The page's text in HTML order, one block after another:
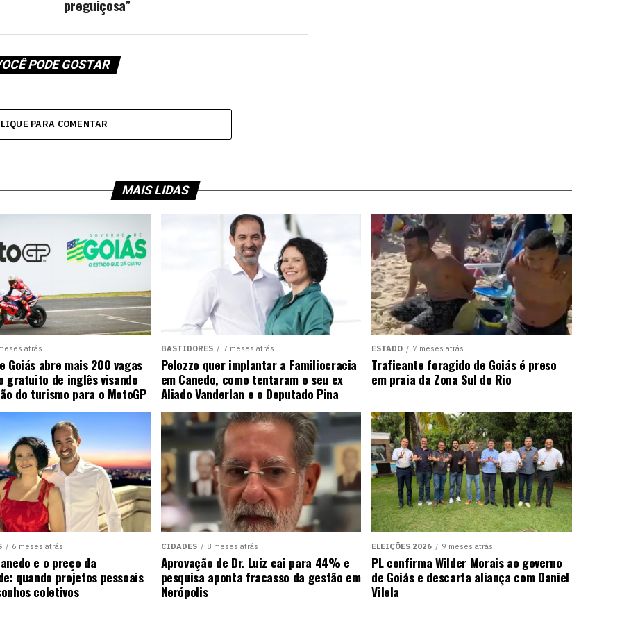
preguiçosa”
PODE GOSTAR
PARA COMENTAR
MAIS LIDAS
atrás
Goiás abre mais 200 vagas
gratuito de inglês visando
do turismo para o MotoGP
BASTIDORES 7 meses atrás
Pelozzo quer implantar a Familiocracia
em Canedo, como tentaram o seu ex
Aliado Vanderlan e o Deputado Pina
ESTADO 7 meses atrás
Traficante foragido de Goiás é preso
em praia da Zona Sul do Rio
6 meses atrás
e o preço da
quando projetos pessoais
coletivos
CIDADES 8 meses atrás
Aprovação de Dr. Luiz cai para 44% e
pesquisa aponta fracasso da gestão em
Nerópolis
ELEIÇÕES 2026 9 meses atrás
PL confirma Wilder Morais ao governo
de Goiás e descarta aliança com Daniel
Vilela